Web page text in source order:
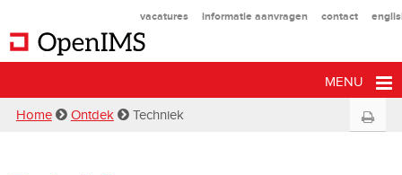
vacatures informatie aanvragen contact
MENU
Home Ontdek Techniek